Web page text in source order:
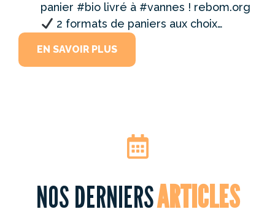
panier #bio livré à #vannes ! rebom.org
2 formats de paniers aux choix…
EN SAVOIR PLUS
NOS DERNIERSARTICLES